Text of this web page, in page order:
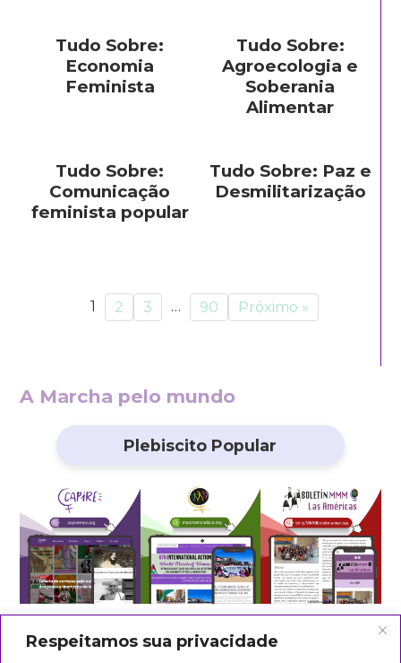
Respeitamos sua privacidade
Tudo Sobre:
Economia
Feminista
Tudo Sobre:
Agroecologia e
Soberania
Alimentar
Tudo Sobre:
Comunicação
feminista popular
Tudo Sobre: Paz e
Desmilitarização
1 2 3 … 90 Próximo »
A Marcha pelo mundo
Plebiscito Popular